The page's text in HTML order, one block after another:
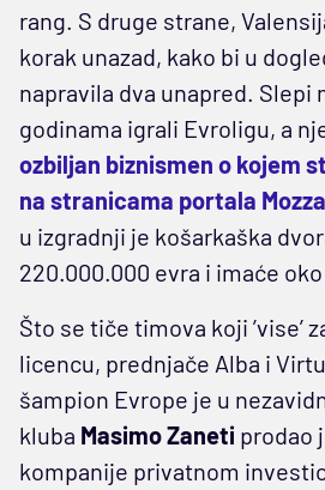
rang. S druge strane,
korak unazad, kako bi u
napravila dva unapred. Slepi
godinama igrali Evroligu, a
ozbiljan biznismen o kojem
na stranicama portala
u izgradnji je košarkaška
220.000.000 evra i imaće
Što se tiče timova koji ’vise’
licencu, prednjače Alba i
šampion Evrope je u
kluba Masimo Zaneti prodao
kompanije privatnom